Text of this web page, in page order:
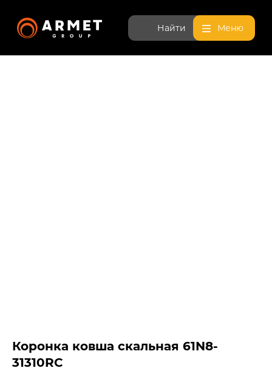
Найти
Коронка ковша скальная 61N8-
31310RC